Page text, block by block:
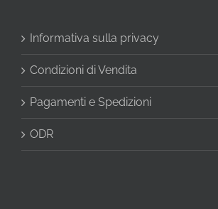
Informativa sulla privacy
Condizioni di Vendita
Pagamenti e Spedizioni
ODR